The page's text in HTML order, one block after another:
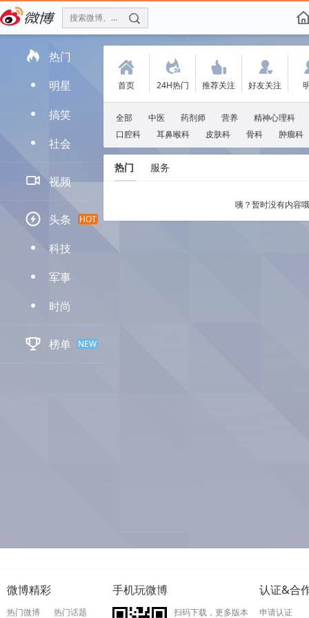
搜索微博、找人 f
 热门
D 明星
D 搞笑
D 社会
 视频
 头条 HOT
D 科技
D 军事
D 时尚
 榜单 NEW
(
首页
.
24H热门
'
推荐关注
:
好友关注
全部 中医 药剂师 营养
精神心理科
口腔科
耳鼻喉科 皮肤科 骨科 肿瘤科
热门 服务
咦？暂时没有内容
微博精彩
热门微博 热门话题
手机玩微博
扫码下载，更多版本
认证&合
申请认证